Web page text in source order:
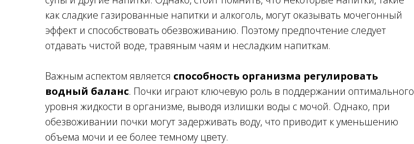
как сладкие газированные напитки и алкоголь, могут оказывать мочегонный
эффект и способствовать обезвоживанию. Поэтому предпочтение следует
отдавать чистой воде, травяным чаям и несладким напиткам.
Важным аспектом является способность организма регулировать
водный баланс. Почки играют ключевую роль в поддержании оптимального
уровня жидкости в организме, выводя излишки воды с мочой. Однако, при
обезвоживании почки могут задерживать воду, что приводит к уменьшению
объема мочи и ее более темному цвету.